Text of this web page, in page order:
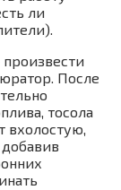
ли
После
тосола
вхолостую,